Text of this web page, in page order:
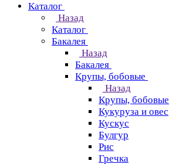
Каталог
Назад
Каталог
Бакалея
Назад
Бакалея
Крупы, бобовые
Назад
Крупы, бобовые
Кукуруза и овес
Кускус
Булгур
Рис
Гречка